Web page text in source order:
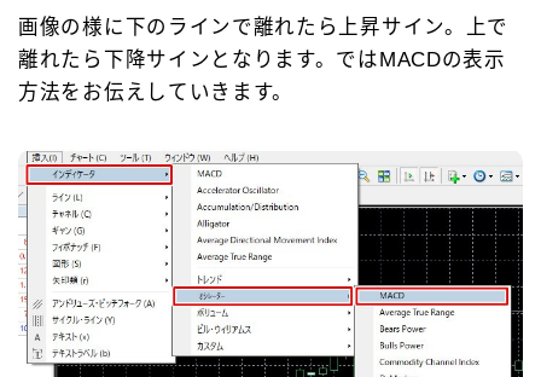
画像の様に下のラインで離れたら上昇サイン。上で
離れたら下降サインとなります。ではMACDの表示
方法をお伝えしていきます。